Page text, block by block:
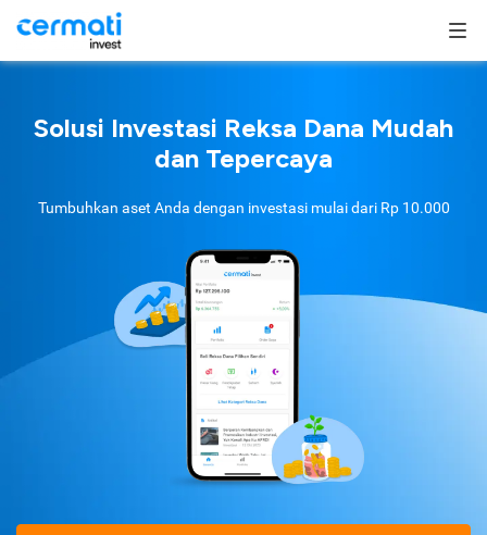
Solusi Investasi Reksa Dana Mudah
dan Tepercaya
Tumbuhkan aset Anda dengan investasi mulai dari Rp 10.000